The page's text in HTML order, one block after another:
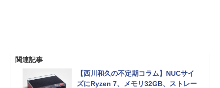
関連記事
【西川和久の不定期コラム】NUCサイ
ズにRyzen 7、メモリ32GB、ストレー